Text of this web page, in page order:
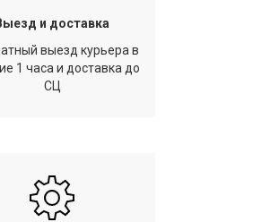
и доставка
выезд курьера в
1 часа и доставка до
СЦ